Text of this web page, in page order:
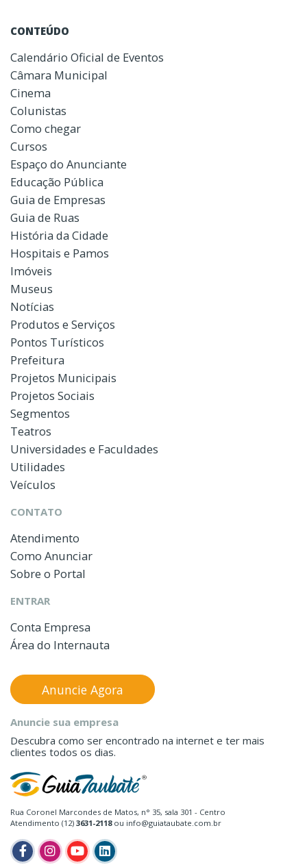
CONTEÚDO
Calendário Oficial de Eventos
Câmara Municipal
Cinema
Colunistas
Como chegar
Cursos
Espaço do Anunciante
Educação Pública
Guia de Empresas
Guia de Ruas
História da Cidade
Hospitais e Pamos
Imóveis
Museus
Notícias
Produtos e Serviços
Pontos Turísticos
Prefeitura
Projetos Municipais
Projetos Sociais
Segmentos
Teatros
Universidades e Faculdades
Utilidades
Veículos
CONTATO
Atendimento
Como Anunciar
Sobre o Portal
ENTRAR
Conta Empresa
Área do Internauta
Rua Coronel Marcondes de Matos, n° 35, sala 301 - Centro
Atendimento (12) 3631-2118ou info@guiataubate.com.br
Anuncie sua empresa
Descubra como ser encontrado na internet e ter mais
clientes todos os dias.
Anuncie Agora